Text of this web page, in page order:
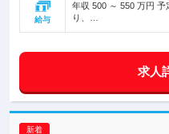
給与
年収 500 ～ 550 万円
り、…
求人